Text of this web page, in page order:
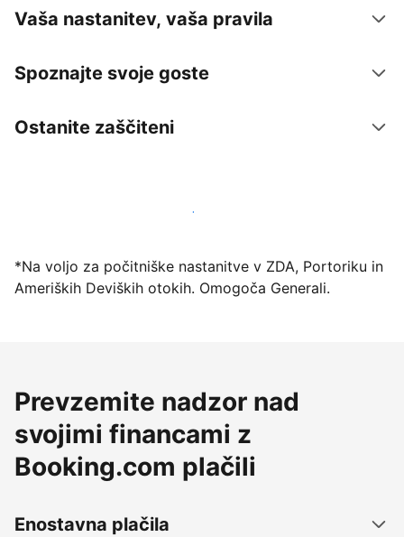
Vaša nastanitev, vaša pravila
Spoznajte svoje goste
Ostanite zaščiteni
Danes ponudite nastanitev prek naše platforme
*Na voljo za počitniške nastanitve v ZDA, Portoriku in
Ameriških Deviških otokih. Omogoča Generali.
Prevzemite nadzor nad
svojimi financami z
Booking.com plačili
Enostavna plačila